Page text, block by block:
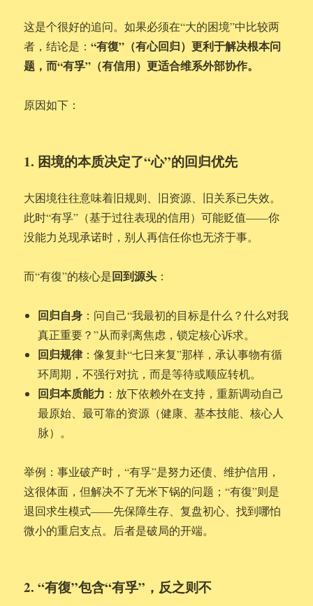
这是个很好的追问。如果必须在“大的困境”中比较两
者，结论是：“有復”（有心回归）更利于解决根本问
题，而“有孚”（有信用）更适合维系外部协作。
原因如下：
1. 困境的本质决定了“心”的回归优先
大困境往往意味着旧规则、旧资源、旧关系已失效。
此时“有孚”（基于过往表现的信用）可能贬值——你
没能力兑现承诺时，别人再信任你也无济于事。
而“有復”的核心是回到源头 ：
回归自身 ：问自己“我最初的目标是什么？什么对我
真正重要？”从而剥离焦虑，锁定核心诉求。
回归规律：像复卦“七日来复”那样，承认事物有循
环周期，不强行对抗，而是等待或顺应转机。
回归本质能力 ：放下依赖外在支持，重新调动自己
最原始、最可靠的资源（健康、基本技能、核心人
脉）。
举例：事业破产时，“有孚”是努力还债、维护信用，
这很体面，但解决不了无米下锅的问题；“有復”则是
退回求生模式——先保障生存、复盘初心、找到哪怕
微小的重启支点。后者是破局的开端。
2. “有復”包含“有孚”，反之则不